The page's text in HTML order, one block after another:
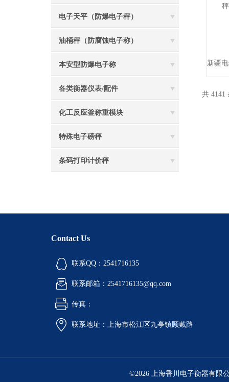
电子天平（防爆电子秤）
油桶秤（防腐蚀电子称）
本安型防爆电子称
各类衡器仪表/配件
化工反应釜称重模块
特殊电子磅秤
条码打印计价秤
共 4141
Contact Us
联系QQ：2541716135
联系邮箱：2541716135@qq.com
传真：
联系地址：上海市松江区九亭镇顾戴路
©2026 上海香川电子衡器有限